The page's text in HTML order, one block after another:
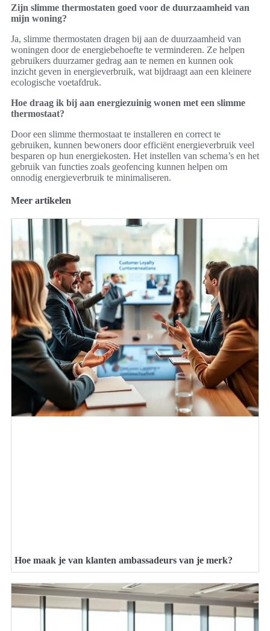
Zijn slimme thermostaten goed voor de duurzaamheid van
mijn woning?
Ja, slimme thermostaten dragen bij aan de duurzaamheid van
woningen door de energiebehoefte te verminderen. Ze helpen
gebruikers duurzamer gedrag aan te nemen en kunnen ook
inzicht geven in energieverbruik, wat bijdraagt aan een kleinere
ecologische voetafdruk.
Hoe draag ik bij aan energiezuinig wonen met een slimme
thermostaat?
Door een slimme thermostaat te installeren en correct te
gebruiken, kunnen bewoners door efficiënt energieverbruik veel
besparen op hun energiekosten. Het instellen van schema’s en het
gebruik van functies zoals geofencing kunnen helpen om
onnodig energieverbruik te minimaliseren.
Meer artikelen
Hoe maak je van klanten ambassadeurs van je merk?